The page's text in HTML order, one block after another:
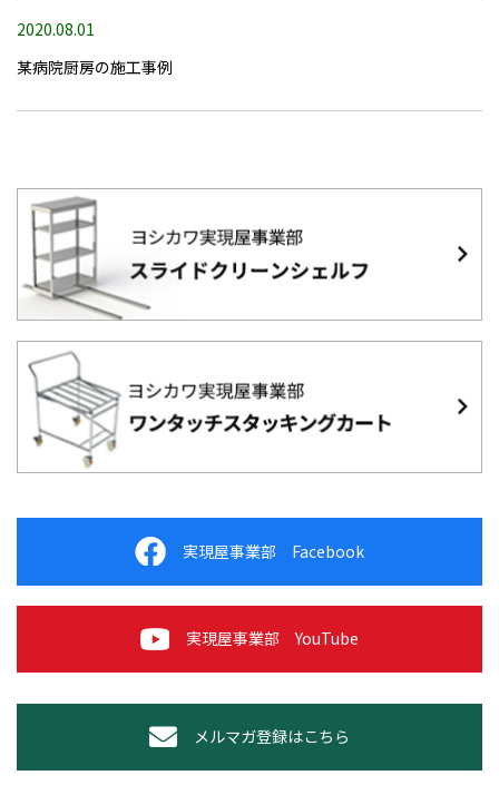
2020.08.01
某病院厨房の施工事例
実現屋事業部 Facebook
実現屋事業部 YouTube
メルマガ登録はこちら